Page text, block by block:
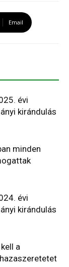
Email
évi
kirándulás
minden
évi
kirándulás
a